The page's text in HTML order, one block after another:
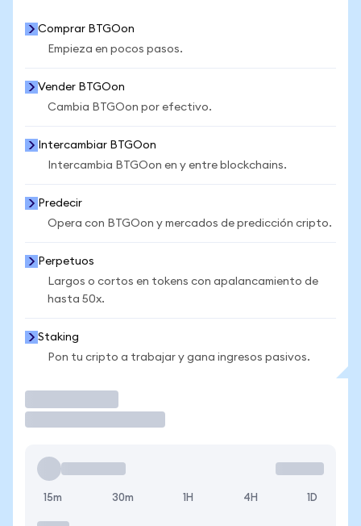
Comprar BTGOon
Empieza en pocos pasos.
Vender BTGOon
Cambia BTGOon por efectivo.
Intercambiar BTGOon
Intercambia BTGOon en y entre blockchains.
Predecir
Opera con BTGOon y mercados de predicción cripto.
Perpetuos
Largos o cortos en tokens con apalancamiento de
hasta 50x.
Staking
Pon tu cripto a trabajar y gana ingresos pasivos.
15m 30m 1H 4H 1D